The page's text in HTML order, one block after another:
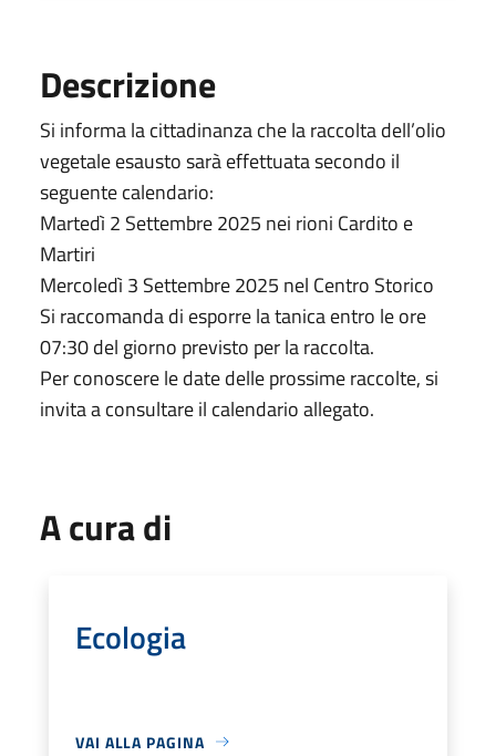
Descrizione
Si informa la cittadinanza che la raccolta dell’olio
vegetale esausto sarà effettuata secondo il
seguente calendario:
Martedì 2 Settembre 2025 nei rioni Cardito e
Martiri
Mercoledì 3 Settembre 2025 nel Centro Storico
Si raccomanda di esporre la tanica entro le ore
07:30 del giorno previsto per la raccolta.
Per conoscere le date delle prossime raccolte, si
invita a consultare il calendario allegato.
A cura di
Ecologia
VAI ALLA PAGINA